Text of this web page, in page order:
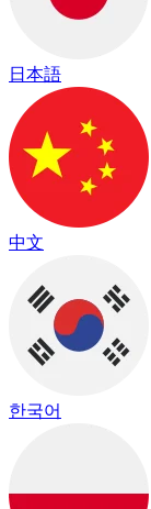
日本語
中文
한국어